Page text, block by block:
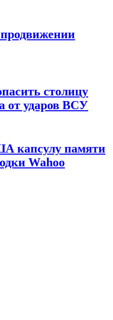
столицу
от ударов ВСУ
капсулу памяти
Wahoo